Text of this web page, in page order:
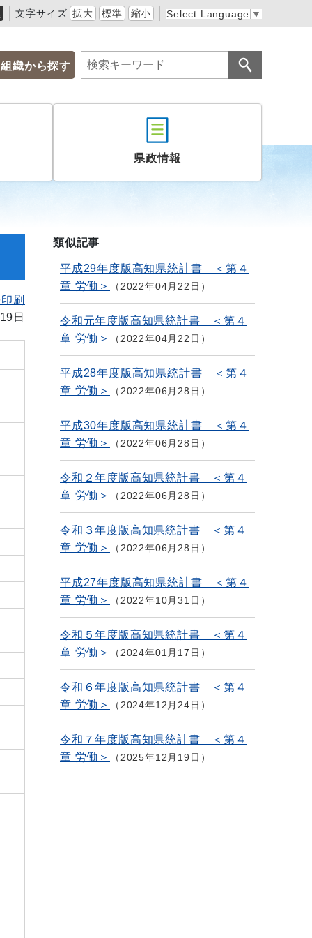
文字サイズ 拡大 標準 縮小 Select Language ▼
組織から探す
県政情報
刷
日
類似記事
平成29年度版高知県統計書 ＜第４
章 労働＞
2022年04月22日
令和元年度版高知県統計書 ＜第４
章 労働＞
2022年04月22日
平成28年度版高知県統計書 ＜第４
章 労働＞
2022年06月28日
平成30年度版高知県統計書 ＜第４
章 労働＞
2022年06月28日
令和２年度版高知県統計書 ＜第４
章 労働＞
2022年06月28日
令和３年度版高知県統計書 ＜第４
章 労働＞
2022年06月28日
平成27年度版高知県統計書 ＜第４
章 労働＞
2022年10月31日
令和５年度版高知県統計書 ＜第４
章 労働＞
2024年01月17日
令和６年度版高知県統計書 ＜第４
章 労働＞
2024年12月24日
令和７年度版高知県統計書 ＜第４
章 労働＞
2025年12月19日